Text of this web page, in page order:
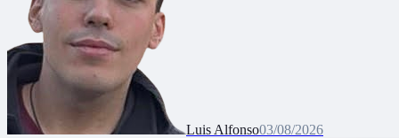
Luis Alfonso03/08/2026